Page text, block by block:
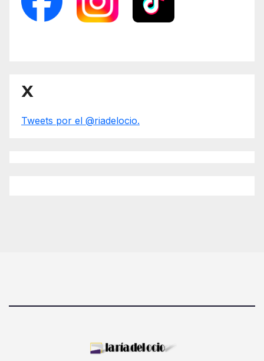
X
Tweets por el @riadelocio.